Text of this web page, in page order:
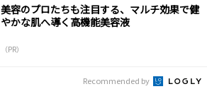
美容のプロたちも注目する、マルチ効果で健
やかな肌へ導く高機能美容液
（PR）
Recommended by